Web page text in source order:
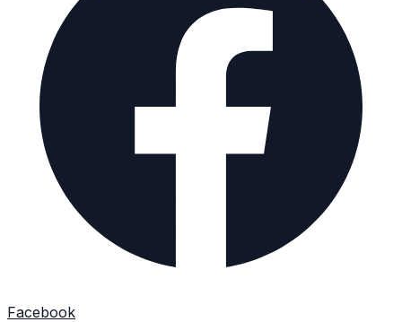
Facebook